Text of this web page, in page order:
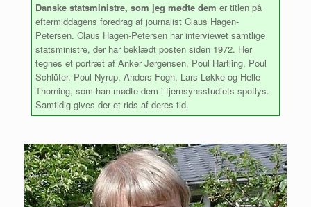
Danske statsministre, som jeg mødte dem er titlen på
eftermiddagens foredrag af journalist Claus Hagen-
Petersen. Claus Hagen-Petersen har interviewet samtlige
statsministre, der har beklædt posten siden 1972. Her
tegnes et portræt af Anker Jørgensen, Poul Hartling, Poul
Schlüter, Poul Nyrup, Anders Fogh, Lars Løkke og Helle
Thorning, som han mødte dem i fjernsynsstudiets spotlys.
Samtidig gives der et rids af deres tid.